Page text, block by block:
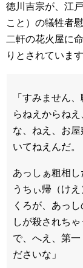
徳川吉宗が、江
こと）の犠牲者
二軒の花火屋に
りとされています
「すみません
らねえからね
な、ねえ、お
いてねえんだ。
あっしぁ粗相し
うちぃ帰（け
くろが、あっ
しが殺されち
で、へえ、第
ださいな」